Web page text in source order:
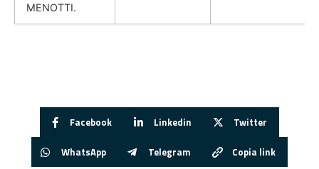
MENOTTI.
Facebook Linkedin Twitter
WhatsApp Telegram Copia link